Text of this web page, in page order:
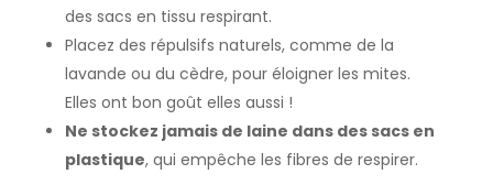
des sacs en tissu respirant.
Placez des répulsifs naturels, comme de la
lavande ou du cèdre, pour éloigner les mites.
Elles ont bon goût elles aussi !
Ne stockez jamais de laine dans des sacs en
plastique, qui empêche les fibres de respirer.